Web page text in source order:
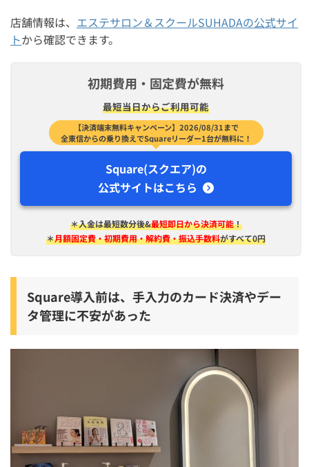
店舗情報は、 エステサロン＆スクールSUHADAの公式サイ
トから確認できます。
初期費用・固定費が無料
最短​当日から​ご利用可能
【決済端末無料キャンペーン】2026/08/31まで
全東信からの乗り換えでSquareリーダー1台が無料に！
Square(スクエア)の
公式サイトはこちら
＊入金は​最短​数分後&最短即日から決済可能！
＊月額固定費・初期費用・解約費・振込手数料がすべて0円
Square導入前は、手入力のカード決済やデー
タ管理に不安があった